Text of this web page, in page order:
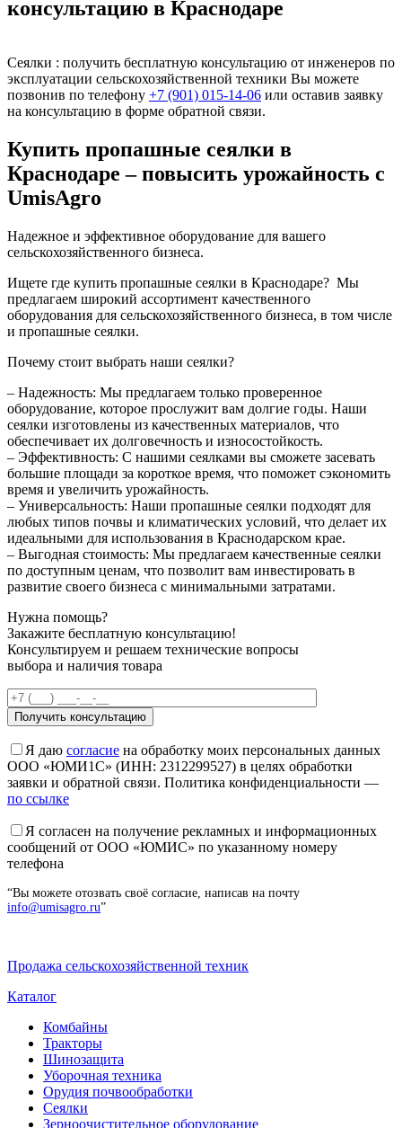
консультацию в Краснодаре
Сеялки : получить бесплатную консультацию от инженеров по
эксплуатации сельскохозяйственной техники Вы можете
позвонив по телефону +7 (901) 015-14-06 или оставив заявку
на консультацию в форме обратной связи.
Купить пропашные сеялки в
Краснодаре – повысить урожайность с
UmisAgro
Надежное и эффективное оборудование для вашего
сельскохозяйственного бизнеса.
Ищете где купить пропашные сеялки в Краснодаре? Мы
предлагаем широкий ассортимент качественного
оборудования для сельскохозяйственного бизнеса, в том числе
и пропашные сеялки.
Почему стоит выбрать наши сеялки?
– Надежность: Мы предлагаем только проверенное
оборудование, которое прослужит вам долгие годы. Наши
сеялки изготовлены из качественных материалов, что
обеспечивает их долговечность и износостойкость.
– Эффективность: С нашими сеялками вы сможете засевать
большие площади за короткое время, что поможет сэкономить
время и увеличить урожайность.
– Универсальность: Наши пропашные сеялки подходят для
любых типов почвы и климатических условий, что делает их
идеальными для использования в Краснодарском крае.
– Выгодная стоимость: Мы предлагаем качественные сеялки
по доступным ценам, что позволит вам инвестировать в
развитие своего бизнеса с минимальными затратами.
Нужна помощь?
Закажите бесплатную консультацию!
Консультируем и решаем технические вопросы
выбора и наличия товара
Я даю согласие на обработку моих персональных данных
ООО «ЮМИ1С» (ИНН: 2312299527) в целях обработки
заявки и обратной связи. Политика конфиденциальности —
по ссылке
Я согласен на получение рекламных и информационных
сообщений от ООО «ЮМИС» по указанному номеру
телефона
“Вы можете отозвать своё согласие, написав на почту
info@umisagro.ru”
Продажа сельскохозяйственной техник
Каталог
Комбайны
Тракторы
Шинозащита
Уборочная техника
Орудия почвообработки
Сеялки
Зерноочистительное оборудование